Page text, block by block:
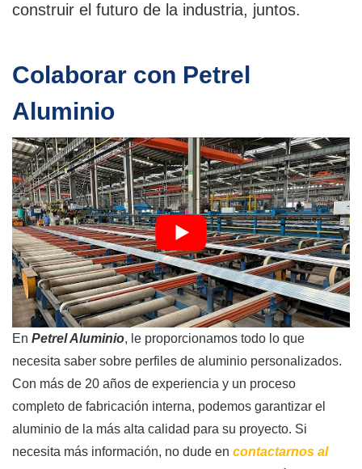
construir el futuro de la industria, juntos.
Colaborar con Petrel
Aluminio
En Petrel Aluminio, le proporcionamos todo lo que
necesita saber sobre perfiles de aluminio personalizados.
Con más de 20 años de experiencia y un proceso
completo de fabricación interna, podemos garantizar el
aluminio de la más alta calidad para su proyecto. Si
necesita más información, no dude en contactarnos al